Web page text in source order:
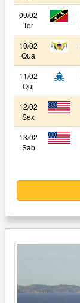
09/02
Ter
10/02
Qua
11/02
Qui
12/02
Sex
13/02
Sab